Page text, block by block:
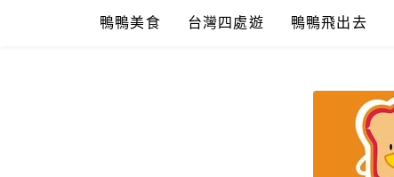
鴨鴨美食 台灣四處遊 鴨鴨飛出去